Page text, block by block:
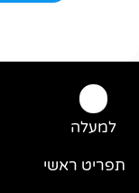
למעלה
תפריט ראשי